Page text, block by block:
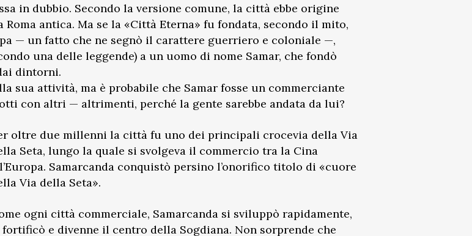
in dubbio. Secondo la versione comune, la città ebbe origine
Roma antica. Ma se la «Città Eterna» fu fondata, secondo il mito,
— un fatto che ne segnò il carattere guerriero e coloniale —,
una delle leggende) a un uomo di nome Samar, che fondò
dintorni.
sua attività, ma è probabile che Samar fosse un commerciante
con altri — altrimenti, perché la gente sarebbe andata da lui?
oltre due millenni la città fu uno dei principali crocevia della Via
Seta, lungo la quale si svolgeva il commercio tra la Cina
Samarcanda conquistò persino l’onorifico titolo di «cuore
Via della Seta».
ogni città commerciale, Samarcanda si sviluppò rapidamente,
fortificò e divenne il centro della Sogdiana. Non sorprende che